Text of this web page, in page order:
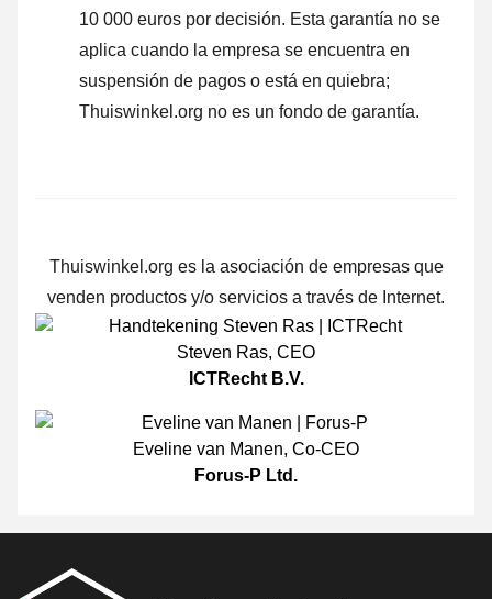
10 000 euros por decisión. Esta garantía no se
aplica cuando la empresa se encuentra en
suspensión de pagos o está en quiebra;
Thuiswinkel.org no es un fondo de garantía.
Thuiswinkel.org es la asociación de empresas que
venden productos y/o servicios a través de Internet.
Steven Ras, CEO
ICTRecht B.V.
Eveline van Manen, Co-CEO
Forus-P Ltd.